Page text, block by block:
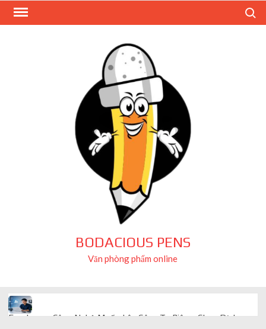
Skip
BODACIOUS PENS
Văn phòng phẩm online
Freelancer Công Nghệ Muốn Lên Công Ty Riêng: Chọn Dịch